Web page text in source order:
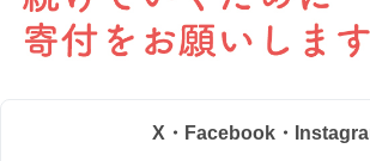
X・Facebook・